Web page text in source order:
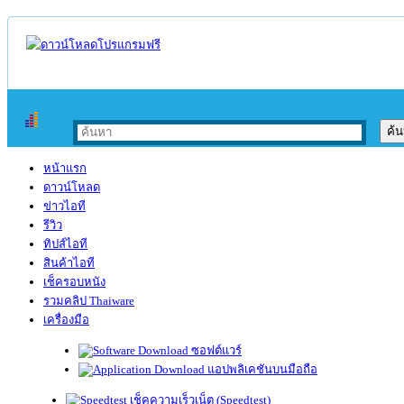
หน้าแรก
ดาวน์โหลด
ข่าวไอที
รีวิว
ทิปส์ไอที
สินค้าไอที
เช็ครอบหนัง
รวมคลิป Thaiware
เครื่องมือ
ซอฟต์แวร์
แอปพลิเคชันบนมือถือ
เช็คความเร็วเน็ต (Speedtest)